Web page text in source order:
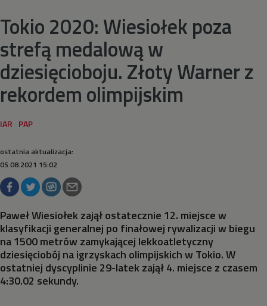
Podnoszenie ciężarów
Rugby
Skateboarding
Skoki do wody
Skoki na trampolinie
Surfing
Tokio 2020: Wiesiołek poza
strefą medalową w
dziesięcioboju. Złoty Warner z
rekordem olimpijskim
ostatnia aktualizacja:
05.08.2021 15:02
Paweł Wiesiołek zajął ostatecznie 12. miejsce w
klasyfikacji generalnej po finałowej rywalizacji w biegu
na 1500 metrów zamykającej lekkoatletyczny
dziesięciobój na igrzyskach olimpijskich w Tokio. W
ostatniej dyscyplinie 29-latek zajął 4. miejsce z czasem
4:30.02 sekundy.